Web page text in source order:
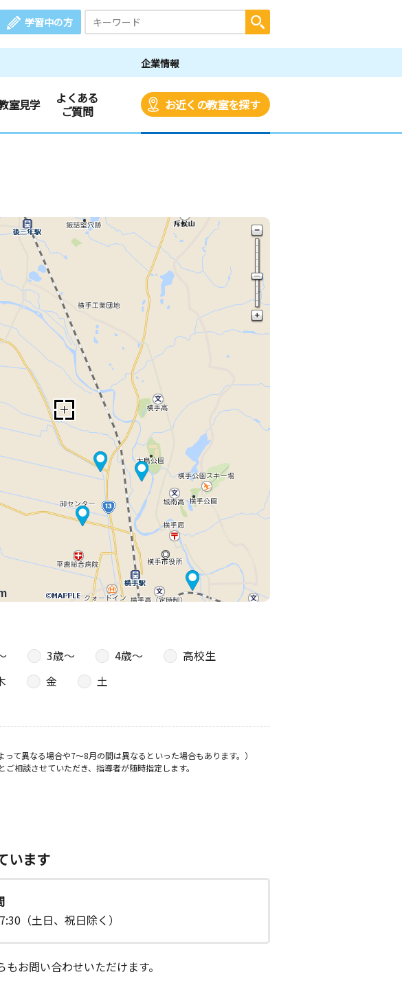
学習中の方
企業情報
室見学
よくある
ご質問
お近くの教室を探す
3歳〜 4歳〜
高校生
金
土
て異なる場合や7～8月の間は異なるといった場合もあります。）
相談させていただき、指導者が随時指定します。
います
（土日、祝日除く）
お問い合わせいただけます。